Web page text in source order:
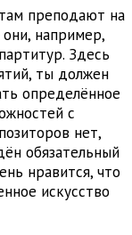
преподают на
например,
Здесь
ты должен
определённое
с
нет,
обязательный
нравится, что
искусство